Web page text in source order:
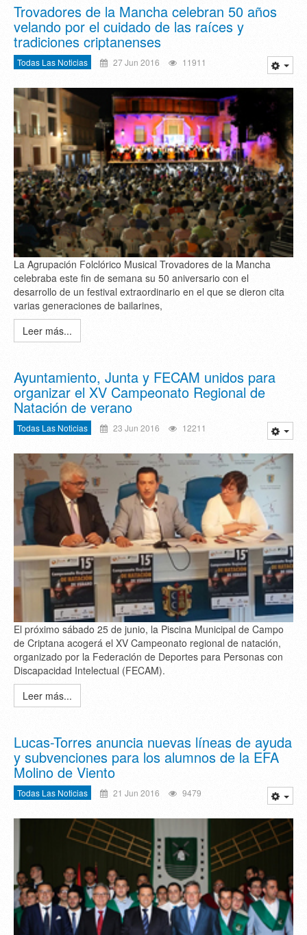
Trovadores de la Mancha celebran 50 años
velando por el cuidado de las raíces y
tradiciones criptanenses
Todas Las Noticias 27 Jun 2016 11911
La Agrupación Folclórico Musical Trovadores de la Mancha
celebraba este fin de semana su 50 aniversario con el
desarrollo de un festival extraordinario en el que se dieron cita
varias generaciones de bailarines,
Leer más...
Ayuntamiento, Junta y FECAM unidos para
organizar el XV Campeonato Regional de
Natación de verano
Todas Las Noticias 23 Jun 2016 12211
El próximo sábado 25 de junio, la Piscina Municipal de Campo
de Criptana acogerá el XV Campeonato regional de natación,
organizado por la Federación de Deportes para Personas con
Discapacidad Intelectual (FECAM).
Leer más...
Lucas-Torres anuncia nuevas líneas de ayuda
y subvenciones para los alumnos de la EFA
Molino de Viento
Todas Las Noticias 21 Jun 2016 9479